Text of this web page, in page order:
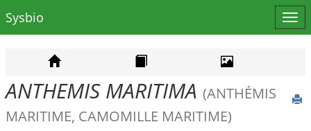
le
Sysbio
ANTHEMIS MARITIMA (ANTHÉMIS
MARITIME, CAMOMILLE MARITIME)